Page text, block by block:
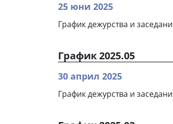
25 юни 2025
График дежурства и
График 2025.05
30 април 2025
График дежурства и